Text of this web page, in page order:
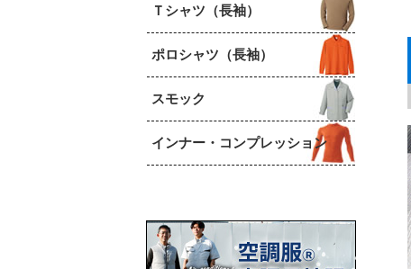
Ｔシャツ（長袖）
ポロシャツ（長袖）
スモック
インナー・コンプレッション